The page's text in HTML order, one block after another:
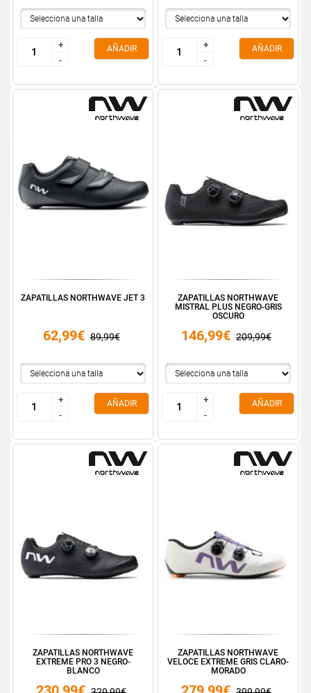
+
-
+
-
AÑADIR
+
-
+
-
AÑADIR
ZAPATILLAS NORTHWAVE JET 3
62,99€ 89,99€
+
-
+
-
AÑADIR
ZAPATILLAS NORTHWAVE
MISTRAL PLUS NEGRO-GRIS
OSCURO
146,99€ 209,99€
+
-
+
-
AÑADIR
ZAPATILLAS NORTHWAVE
EXTREME PRO 3 NEGRO-
BLANCO
ZAPATILLAS NORTHWAVE
VELOCE EXTREME GRIS CLARO-
MORADO